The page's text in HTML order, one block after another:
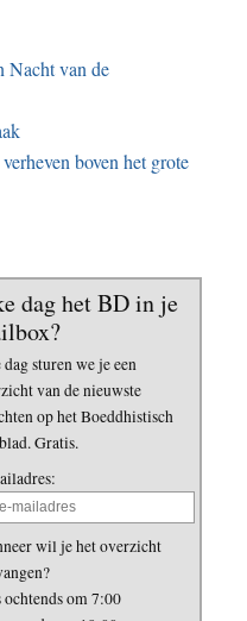
Nacht van de
boven het grote
dag het BD in je
sturen we je een
van de nieuwste
op het Boeddhistisch
Gratis.
wil je het overzicht
ochtends om 7:00